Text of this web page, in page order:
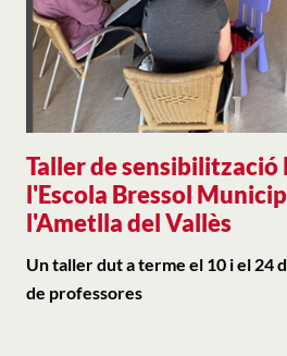
Taller de sensibilització
l'Escola Bressol
l'Ametlla del Vallès
Un taller dut a terme el 10 i el 24
de professores